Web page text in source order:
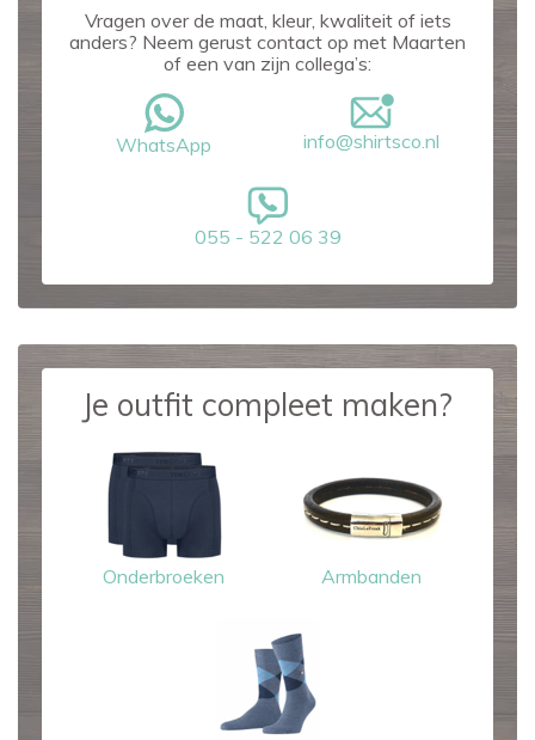
Vragen over de maat, kleur, kwaliteit of iets
anders? Neem gerust contact op met Maarten
of een van zijn collega’s:
WhatsApp info@shirtsco.nl
055 - 522 06 39
Je outfit compleet maken?
Onderbroeken Armbanden